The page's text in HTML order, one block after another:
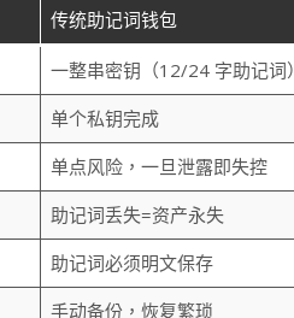
传统助记词钱包
一整串密钥（12/24 字助记词）
单个私钥完成
单点风险，一旦泄露即失控
助记词丢失=资产永失
助记词必须明文保存
手动备份，恢复繁琐